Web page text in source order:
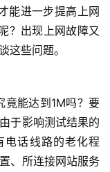
能进一步提高上网
？出现上网故障又
这些问题。
竟能达到1M吗？要
于影响测试结果的
电话线路的老化程
、所连接网站服务